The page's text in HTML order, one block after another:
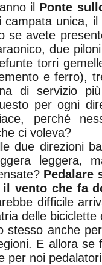
il Ponte
campata unica,
se avete
due
torri
e ferro),
di servizio
per ogni
perché
ci voleva?
due direzioni
leggera,
Pedalare
vento che fa
difficile
delle biciclette
stesso anche
E allora se
per noi